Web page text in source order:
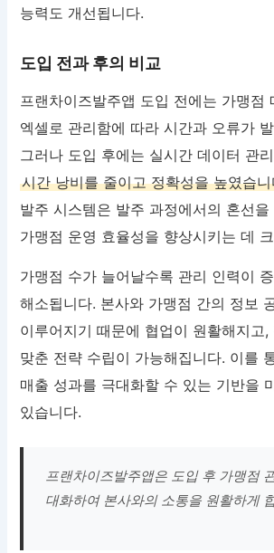
능력도 개선됩니다.
도입 전과 후의 비교
프랜차이즈발주앱 도입 전에는 가맹점
엑셀로 관리함에 따라 시간과 오류가
그러나 도입 후에는 실시간 데이터 관
시간 낭비를 줄이고 정확성을 높였습
발주 시스템은 발주 과정에서의 혼선을
가맹점 운영 효율성을 향상시키는 데
가맹점 수가 늘어날수록 관리 인력이
해소됩니다. 본사와 가맹점 간의 정보
이루어지기 때문에 협업이 원활해지고,
맞춘 전략 수립이 가능해집니다. 이를
매출 성과를 극대화할 수 있는 기반을
있습니다.
프랜차이즈발주앱은 도입 후 가맹점
대화하여 본사와의 소통을 원활하게